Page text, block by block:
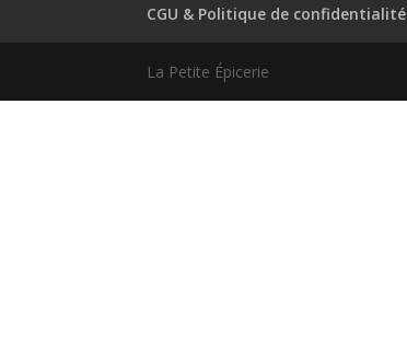
CGU & Politique de confidentialité
La Petite Épicerie